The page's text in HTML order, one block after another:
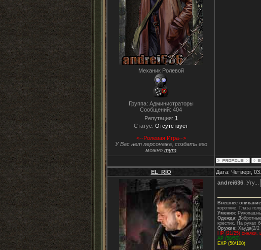
Механик Ролевой
Группа: Администраторы
Сообщений: 404
Репутация: 1
Статус: Отсутствует
<--Ролевая Игра-->
У Вас нет персонажа, создать его
можно тут
EL_RIO Дата: Четверг,
andrei636 , Угу...
Внешнее
короткие. Глаза
Умения:
Одежда:
крестик, На руках
Оружие: Хауда(2/2
НР (21/25) синяки,
АР (50/50)
ЕХР (50/100)